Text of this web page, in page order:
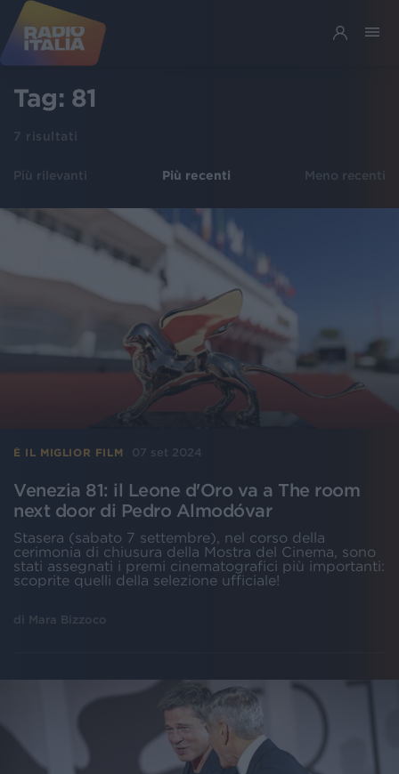
Tag: 81
7 risultati
Più rilevanti Più recenti Meno recenti
È IL MIGLIOR FILM 07 set 2024
Venezia 81: il Leone d'Oro va a The room
next door di Pedro Almodóvar
Stasera (sabato 7 settembre), nel corso della
cerimonia di chiusura della Mostra del Cinema, sono
stati assegnati i premi cinematografici più importanti:
scoprite quelli della selezione ufficiale!
di Mara Bizzoco